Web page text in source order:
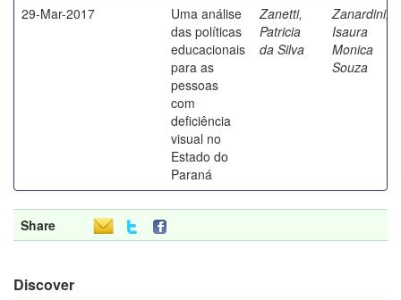
29-Mar-2017
Uma análise
das políticas
educacionais
para as
pessoas
com
deficiência
visual no
Estado do
Paraná
Zanetti,
Patricia
da Silva
Zanardini,
Isaura
Monica
Souza
Share
Discover